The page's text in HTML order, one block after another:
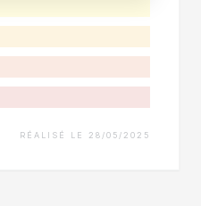
RÉALISÉ LE 28/05/2025